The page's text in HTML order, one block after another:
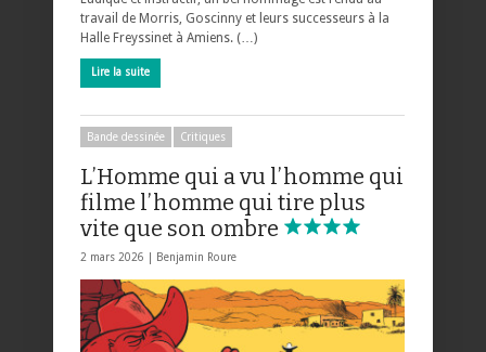
travail de Morris, Goscinny et leurs successeurs à la
Halle Freyssinet à Amiens. (…)
Lire la suite
Bande dessinée Critiques
L’Homme qui a vu l’homme qui
filme l’homme qui tire plus
vite que son ombre
2 mars 2026 | Benjamin Roure